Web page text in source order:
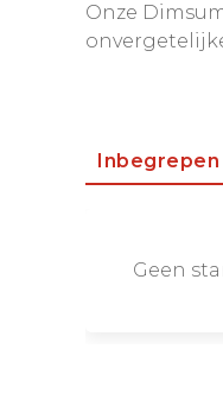
Onze
Geen